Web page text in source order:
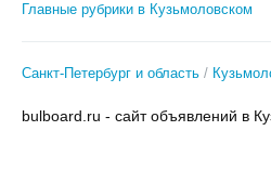
Главные рубрики в Кузьмоловском
Санкт-Петербург и область
bulboard.ru - сайт объявлений в